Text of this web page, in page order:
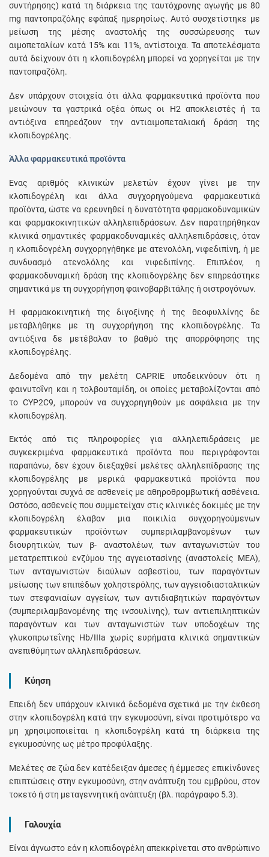
συντήρησης) κατά τη διάρκεια της ταυτόχρονης αγωγής με 80
mg παντοπραζόλης εφάπαξ ημερησίως. Αυτό συσχετίστηκε με
μείωση της μέσης αναστολής της συσσώρευσης των
αιμοπεταλίων κατά 15% και 11%, αντίστοιχα. Τα αποτελέσματα
αυτά δείχνουν ότι η κλοπιδογρέλη μπορεί να χορηγείται με την
παντοπραζόλη.
Δεν υπάρχουν στοιχεία ότι άλλα φαρμακευτικά προϊόντα που
μειώνουν τα γαστρικά οξέα όπως οι Η2 αποκλειστές ή τα
αντιόξινα επηρεάζουν την αντιαιμοπεταλιακή δράση της
κλοπιδογρέλης.
Άλλα φαρμακευτικά προϊόντα
Ένας αριθμός κλινικών μελετών έχουν γίνει με την
κλοπιδογρέλη και άλλα συγχορηγούμενα φαρμακευτικά
προϊόντα, ώστε να ερευνηθεί η δυνατότητα φαρμακοδυναμικών
και φαρμακοκινητικών αλληλεπιδράσεων. Δεν παρατηρήθηκαν
κλινικά σημαντικές φαρμακοδυναμικές αλληλεπιδράσεις, όταν
η κλοπιδογρέλη συγχορηγήθηκε με ατενολόλη, νιφεδιπίνη, ή με
συνδυασμό ατενολόλης και νιφεδιπίνης. Επιπλέον, η
φαρμακοδυναμική δράση της κλοπιδογρέλης δεν επηρεάστηκε
σημαντικά με τη συγχορήγηση φαινοβαρβιτάλης ή οιστρογόνων.
Η φαρμακοκινητική της διγοξίνης ή της θεοφυλλίνης δε
μεταβλήθηκε με τη συγχορήγηση της κλοπιδογρέλης. Τα
αντιόξινα δε μετέβαλαν το βαθμό της απορρόφησης της
κλοπιδογρέλης.
Δεδομένα από την μελέτη CAPRIE υποδεικνύουν ότι η
φαινυτοΐνη και η τολβουταμίδη, οι οποίες μεταβολίζονται από
το CYP2C9, μπορούν να συγχορηγηθούν με ασφάλεια με την
κλοπιδογρέλη.
Εκτός από τις πληροφορίες για αλληλεπιδράσεις με
συγκεκριμένα φαρμακευτικά προϊόντα που περιγράφονται
παραπάνω, δεν έχουν διεξαχθεί μελέτες αλληλεπίδρασης της
κλοπιδογρέλης με μερικά φαρμακευτικά προϊόντα που
χορηγούνται συχνά σε ασθενείς με αθηροθρομβωτική ασθένεια.
Ωστόσο, ασθενείς που συμμετείχαν στις κλινικές δοκιμές με την
κλοπιδογρέλη έλαβαν μια ποικιλία συγχορηγούμενων
φαρμακευτικών προϊόντων συμπεριλαμβανομένων των
διουρητικών, των β- αναστολέων, των ανταγωνιστών του
μετατρεπτικού ενζύμου της αγγειοτασίνης (αναστολείς ΜΕΑ),
των ανταγωνιστών διαύλων ασβεστίου, των παραγόντων
μείωσης των επιπέδων χοληστερόλης, των αγγειοδιασταλτικών
των στεφανιαίων αγγείων, των αντιδιαβητικών παραγόντων
(συμπεριλαμβανομένης της ινσουλίνης), των αντιεπιληπτικών
παραγόντων και των ανταγωνιστών των υποδοχέων της
γλυκοπρωτεΐνης Hb/IIIa χωρίς ευρήματα κλινικά σημαντικών
ανεπιθύμητων αλληλεπιδράσεων.
Κύηση
Επειδή δεν υπάρχουν κλινικά δεδομένα σχετικά με την έκθεση
στην κλοπιδογρέλη κατά την εγκυμοσύνη, είναι προτιμότερο να
μη χρησιμοποιείται η κλοπιδογρέλη κατά τη διάρκεια της
εγκυμοσύνης ως μέτρο προφύλαξης.
Μελέτες σε ζώα δεν κατέδειξαν άμεσες ή έμμεσες επικίνδυνες
επιπτώσεις στην εγκυμοσύνη, στην ανάπτυξη του εμβρύου, στον
τοκετό ή στη μεταγεννητική ανάπτυξη (βλ. παράγραφο 5.3).
Γαλουχία
Είναι άγνωστο εάν η κλοπιδογρέλη απεκκρίνεται στο ανθρώπινο